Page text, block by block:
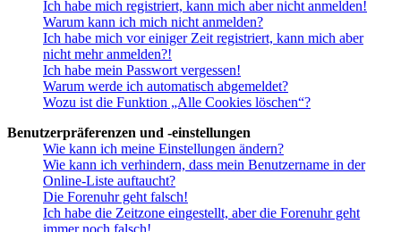
Ich habe mich registriert, kann mich aber nicht anmelden!
Warum kann ich mich nicht anmelden?
Ich habe mich vor einiger Zeit registriert, kann mich aber
nicht mehr anmelden?!
Ich habe mein Passwort vergessen!
Warum werde ich automatisch abgemeldet?
Wozu ist die Funktion „Alle Cookies löschen“?
Benutzerpräferenzen und -einstellungen
Wie kann ich meine Einstellungen ändern?
Wie kann ich verhindern, dass mein Benutzername in der
Online-Liste auftaucht?
Die Forenuhr geht falsch!
Ich habe die Zeitzone eingestellt, aber die Forenuhr geht
immer noch falsch!